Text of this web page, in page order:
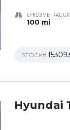
100 mi
STOCK#
Hyundai